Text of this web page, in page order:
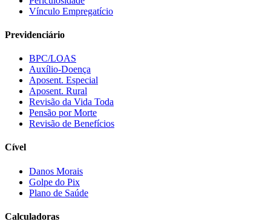
Vínculo Empregatício
Previdenciário
BPC/LOAS
Auxílio-Doença
Aposent. Especial
Aposent. Rural
Revisão da Vida Toda
Pensão por Morte
Revisão de Benefícios
Cível
Danos Morais
Golpe do Pix
Plano de Saúde
Calculadoras